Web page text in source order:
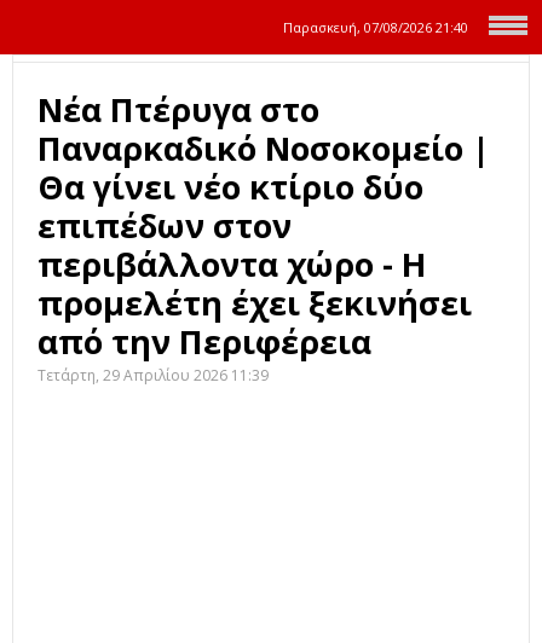
Παρασκευή, 07/08/2026 21:40
Νέα Πτέρυγα στο
Παναρκαδικό Νοσοκομείο |
Θα γίνει νέο κτίριο δύο
επιπέδων στον
περιβάλλοντα χώρο - Η
προμελέτη έχει ξεκινήσει
από την Περιφέρεια
Τετάρτη, 29 Απριλίου 2026 11:39